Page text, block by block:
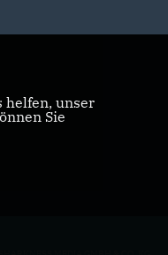
helfen, unser
Sie